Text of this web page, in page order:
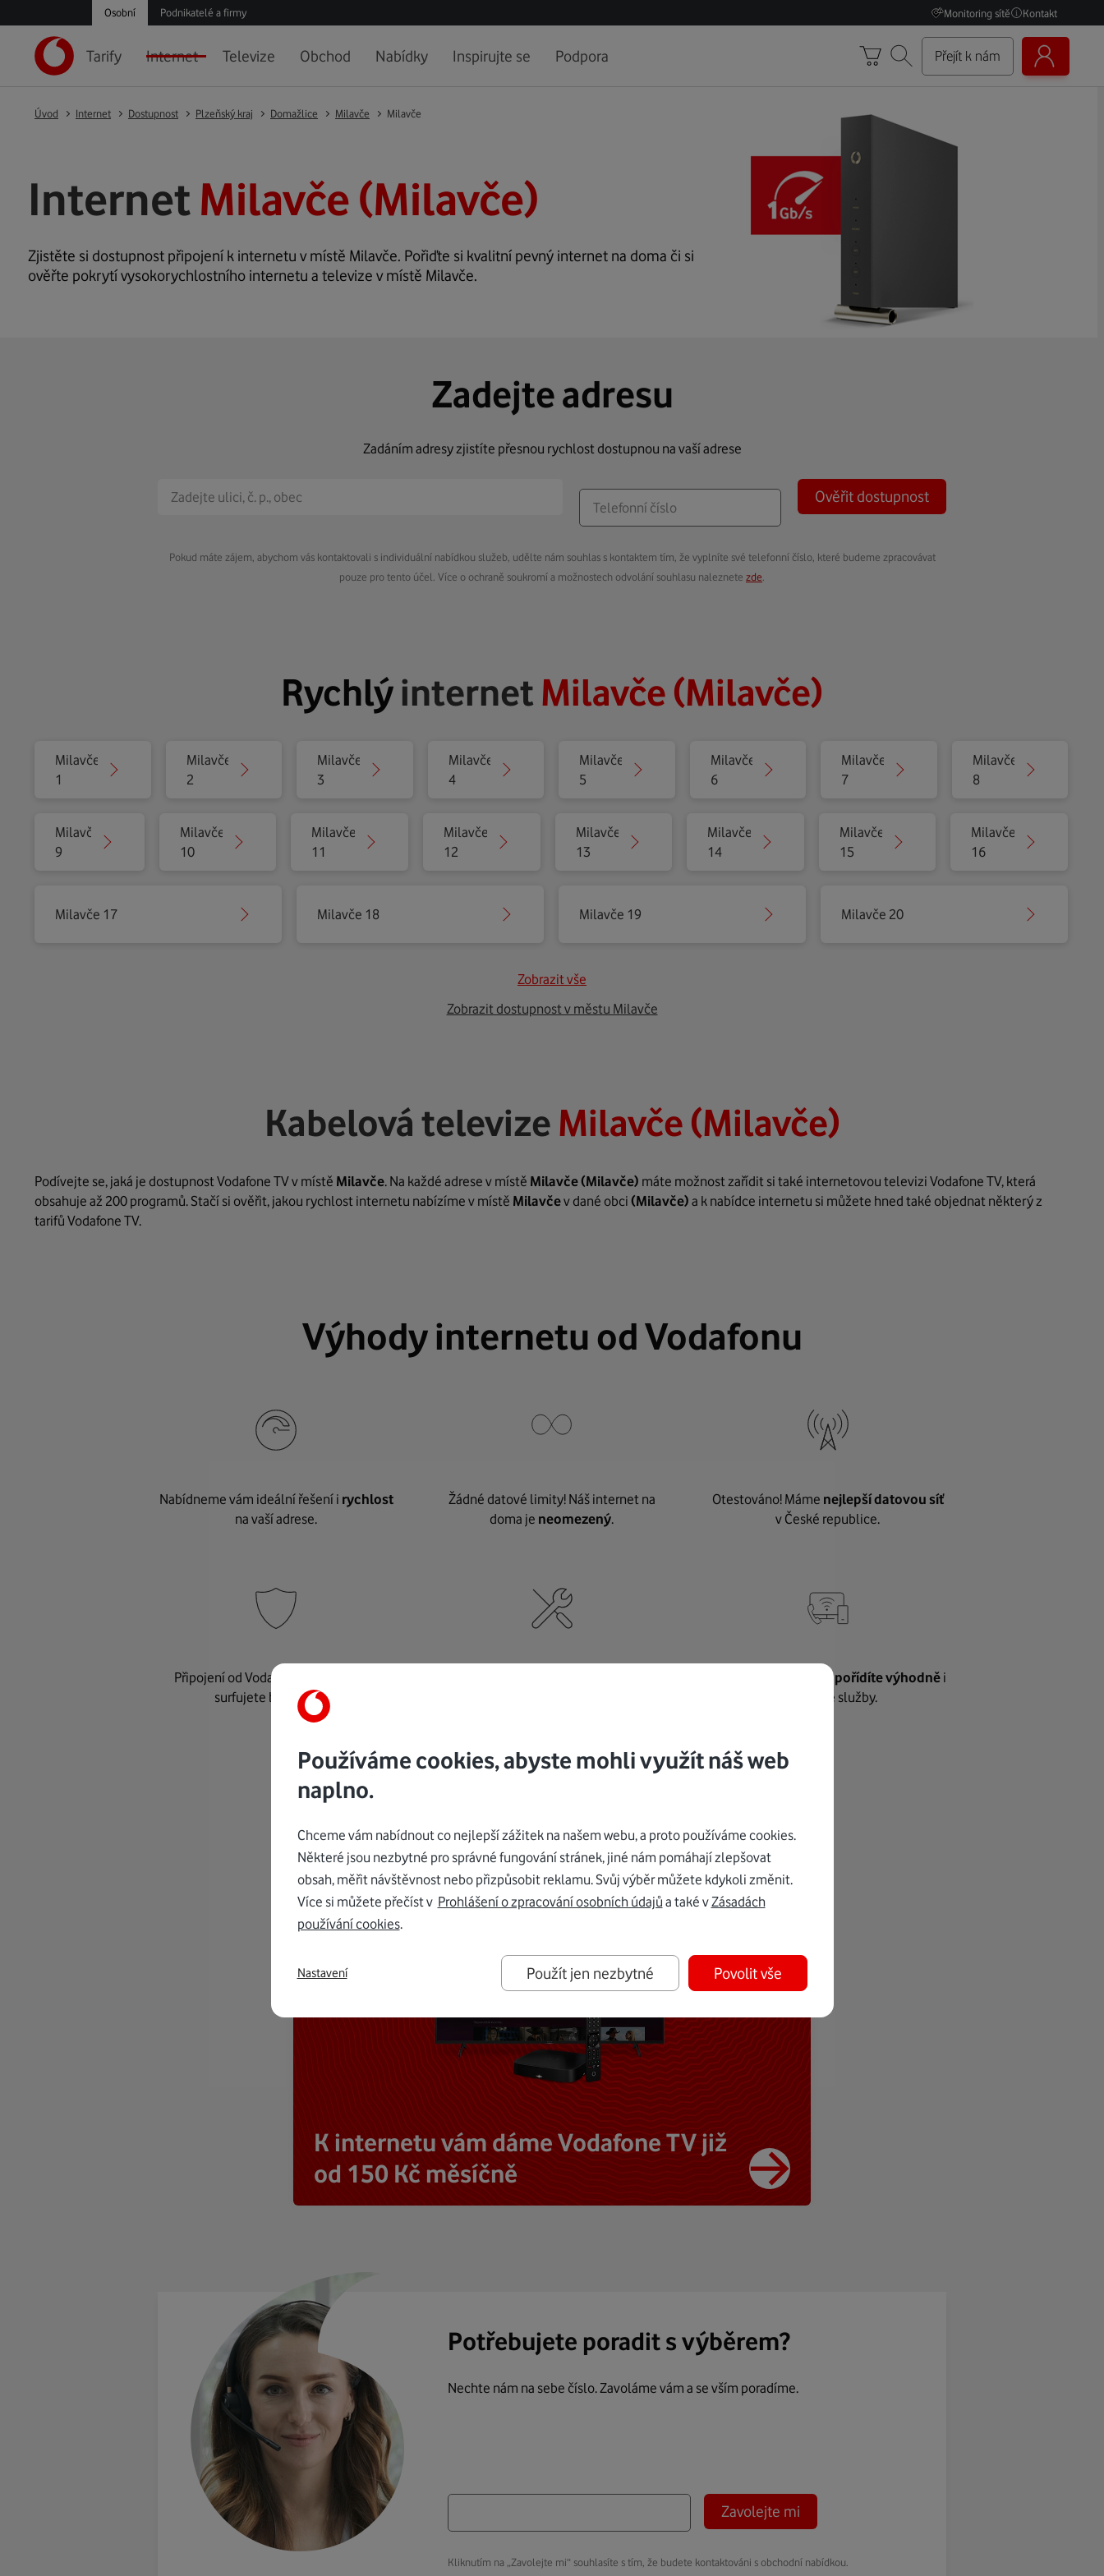
Osobní Podnikatelé a firmy Monitoring sítě Kontakt
Tarify Internet Televize Obchod Nabídky Inspirujte se Podpora Přejít k nám
Úvod Internet Dostupnost Plzeňský kraj Domažlice Milavče Milavče
Internet Milavče (Milavče)
Zjistěte si dostupnost připojení k internetu v místě Milavče. Pořiďte si kvalitní pevný internet na doma či si
ověřte pokrytí vysokorychlostního internetu a televize v místě Milavče.
Zadejte adresu
Zadáním adresy zjistíte přesnou rychlost dostupnou na vaší adrese
Ověřit dostupnost
Pokud máte zájem, abychom vás kontaktovali s individuální nabídkou služeb, udělte nám souhlas s kontaktem tím, že vyplníte své telefonní číslo, které budeme zpracovávat
pouze pro tento účel. Více o ochraně soukromí a možnostech odvolání souhlasu naleznete zde
RychlýinternetMilavče (Milavče)
Milavče
1
Milavče
2
Milavče
3
Milavče
4
Milavče
5
Milavče
6
Milavče
7
Milavče
8
Milavče
9
Milavče
10
Milavče
11
Milavče
12
Milavče
13
Milavče
14
Milavče
15
Milavče
16
Milavče 17 Milavče 18 Milavče 19 Milavče 20
Zobrazit vše
Zobrazit dostupnost v městu Milavče
Kabelová televize Milavče (Milavče)
Podívejte se, jaká je dostupnost Vodafone TV v místě Milavče. Na každé adrese v místě Milavče(Milavče) máte možnost zařídit si také internetovou televizi Vodafone TV, která
obsahuje až 200 programů. Stačí si ověřit, jakou rychlost internetu nabízíme v místě Milavčev dané obci (Milavče) a k nabídce internetu si můžete hned také objednat některý z
tarifů Vodafone TV.
Výhody internetu od Vodafonu
Nabídneme vám ideální řešení i rychlost
na vaší adrese.
Žádné datové limity! Náš internet na
doma je neomezený.
Otestováno! Máme nejlepší datovou síť
v České republice.
Připojení od Vodafonu je
surfujete bez starostí.
K pevnému internetupořídíte výhodněi
další naše služby.
K internetu vám dáme Vodafone TV již
od 150 Kč měsíčně
Potřebujete poradit s výběrem?
Nechte nám na sebe číslo. Zavoláme vám a se vším poradíme.
Zavolejte mi
Kliknutím na „Zavolejte mi“ souhlasíte s tím, že budete kontaktováni s obchodní nabídkou.
Používáme cookies, abyste mohli využít náš web
naplno.
Chceme vám nabídnout co nejlepší zážitek na našem webu, a proto používáme cookies.
Některé jsou nezbytné pro správné fungování stránek, jiné nám pomáhají zlepšovat
obsah, měřit návštěvnost nebo přizpůsobit reklamu. Svůj výběr můžete kdykoli změnit.
Více si můžete přečíst v Prohlášení o zpracování osobních údajů a také vZásadách
používání cookies.
Použít jen nezbytné Povolit vše
Nastavení